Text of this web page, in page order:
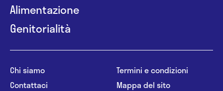
Alimentazione
Genitorialità
Chi siamo
Contattaci
Termini e condizioni
Mappa del sito